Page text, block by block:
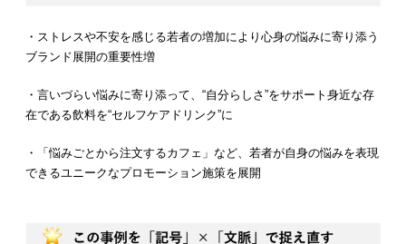
・ストレスや不安を感じる若者の増加により心身の悩みに寄り添う
ブランド展開の重要性増
・言いづらい悩みに寄り添って、“自分らしさ”をサポート身近な存
在である飲料を“セルフケアドリンク”に
・「悩みごとから注文するカフェ」など、若者が自身の悩みを表現
できるユニークなプロモーション施策を展開